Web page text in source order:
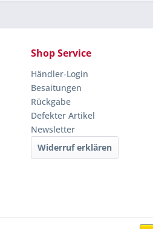
Shop Service
Händler-Login
Besaitungen
Rückgabe
Defekter Artikel
Newsletter
Widerruf erklären